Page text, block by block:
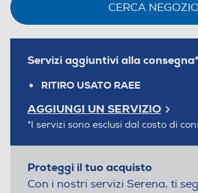
CERCA
Servizi aggiuntivi alla consegna*
RITIRO USATO RAEE
AGGIUNGI UN SERVIZIO
*I servizi sono esclusi dal costo di
Proteggi il tuo acquisto
Con i nostri servizi Serena, ti